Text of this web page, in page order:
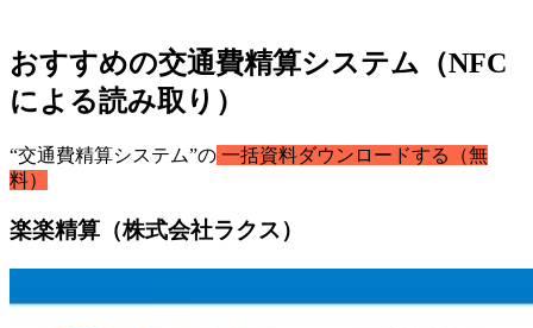
おすすめの交通費精算システム（NFC
による読み取り）
“交通費精算システム”の 一括資料ダウンロードする（無
料）
楽楽精算（株式会社ラクス）